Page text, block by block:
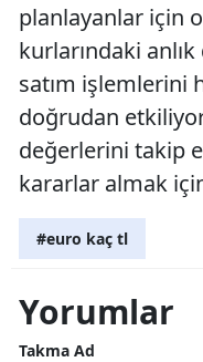
planlayanlar için
kurlarındaki
satım işlemlerini
doğrudan
değerlerini takip
kararlar almak
#euro kaç tl
Yorumlar
Takma Ad